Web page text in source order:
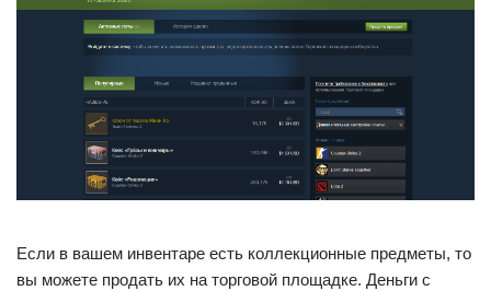
Если в вашем инвентаре есть коллекционные предметы, то
вы можете продать их на торговой площадке. Деньги с